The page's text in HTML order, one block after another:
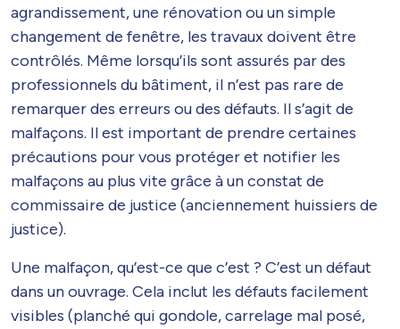
agrandissement, une rénovation ou un simple
changement de fenêtre, les travaux doivent être
contrôlés. Même lorsqu’ils sont assurés par des
professionnels du bâtiment, il n’est pas rare de
remarquer des erreurs ou des défauts. Il s’agit de
malfaçons. Il est important de prendre certaines
précautions pour vous protéger et notifier les
malfaçons au plus vite grâce à un constat de
commissaire de justice (anciennement huissiers de
justice).
Une malfaçon, qu’est-ce que c’est ? C’est un défaut
dans un ouvrage. Cela inclut les défauts facilement
visibles (planché qui gondole, carrelage mal posé,